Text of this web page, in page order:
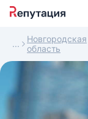
Новгородская
область